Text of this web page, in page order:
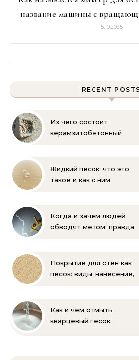
название машины с
15.10.2025
RECENT POSTS
Из чего состоит
керамзитобетонный
Жидкий песок: что это
такое и как с ним
Когда и зачем людей
обводят мелом: правда
Покрытие для стен как
песок: виды, нанесение,
Как и чем отмыть
кварцевый песок: